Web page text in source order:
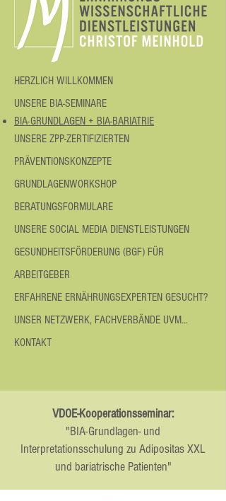
HERZLICH WILLKOMMEN
UNSERE BIA-SEMINARE
BIA-GRUNDLAGEN + BIA-BARIATRIE
UNSERE ZPP-ZERTIFIZIERTEN
PRÄVENTIONSKONZEPTE
GRUNDLAGENWORKSHOP
BERATUNGSFORMULARE
UNSERE SOCIAL MEDIA DIENSTLEISTUNGEN
GESUNDHEITSFÖRDERUNG (BGF) FÜR
ARBEITGEBER
ERFAHRENE ERNÄHRUNGSEXPERTEN GESUCHT?
UNSER NETZWERK, FACHVERBÄNDE UVM...
KONTAKT
VDOE-Kooperationsseminar:
"BIA-Grundlagen- und
Interpretationsschulung zu Adipositas XXL
und bariatrische Patienten"